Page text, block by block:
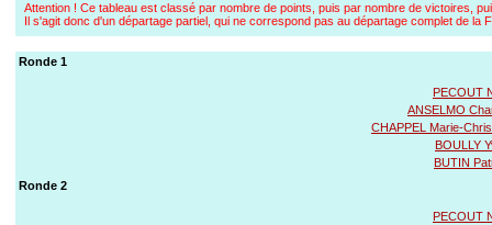
Attention ! Ce tableau est classé par nombre de points, puis par nombre de victoires,
Il s'agit donc d'un départage partiel, qui ne correspond pas au départage complet de la
Ronde 1
PECOUT
ANSELMO
CHAPPEL Marie-
BOULLY
BUTIN
Ronde 2
PECOUT